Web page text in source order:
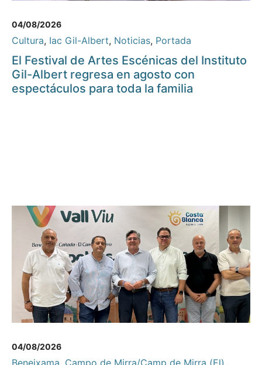
04/08/2026
Cultura, Iac Gil-Albert, Noticias, Portada
El Festival de Artes Escénicas del Instituto
Gil-Albert regresa en agosto con
espectáculos para toda la familia
04/08/2026